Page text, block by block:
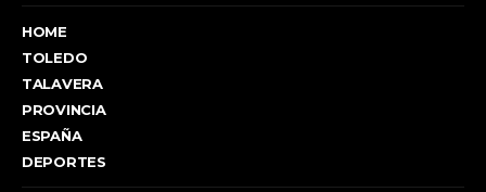
HOME
TOLEDO
TALAVERA
PROVINCIA
ESPAÑA
DEPORTES